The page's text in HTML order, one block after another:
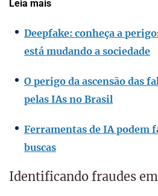
Leia mais
Deepfake: conheça a
está mudando a sociedade
O perigo da ascensão das
pelas IAs no Brasil
Ferramentas de IA podem
buscas
Identificando fraudes